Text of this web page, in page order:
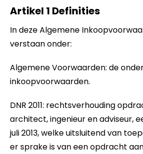
Artikel 1 Definities
In deze Algemene
verstaan onder:
Algemene Voorwaarden: de
inkoopvoorwaarden.
DNR 2011: rechtsverhouding
architect, ingenieur en adviseur,
juli 2013, welke uitsluitend van
er sprake is van een opdracht